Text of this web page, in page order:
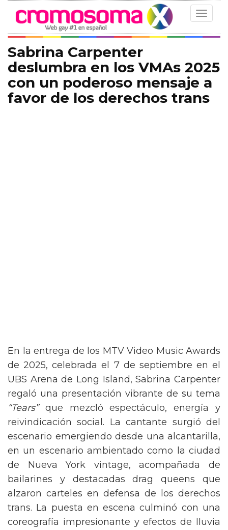
Toggle
Sabrina Carpenter
deslumbra en los VMAs 2025
con un poderoso mensaje a
favor de los derechos trans
En la entrega de los MTV Video Music Awards
de 2025, celebrada el 7 de septiembre en el
UBS Arena de Long Island, Sabrina Carpenter
regaló una presentación vibrante de su tema
“Tears”que mezcló espectáculo, energía y
reivindicación social. La cantante surgió del
escenario emergiendo desde una alcantarilla,
en un escenario ambientado como la ciudad
de Nueva York vintage, acompañada de
bailarines y destacadas drag queens que
alzaron carteles en defensa de los derechos
trans. La puesta en escena culminó con una
coreografía impresionante y efectos de lluvia